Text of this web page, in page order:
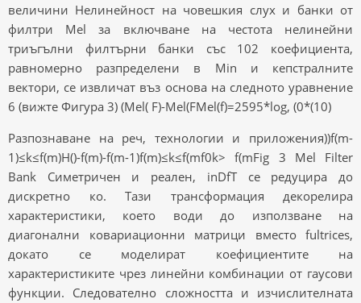
величини Нелинейност на човешкия слух и банки от
филтри Mel за включване на честота нелинейни
триъгълни филтърни банки със 102 коефициента,
равномерно разпределени в Min и кепстралните
вектори, се извличат въз основа на следното уравнение
6 (вижте Фигура 3) (Mel( F)-Mel(FMel(f)=2595*log, (0*(10)
Разпознаване на реч, технологии и приложения))f(m-
1)≤k≤f(m)H()-f(m)-f(m-1)f(m)≤k≤f(mf0k> f(mFig 3 Mel Filter
Bank Симетричен и реален, inDfT се редуцира до
дискретно ко. Тази трансформация декорелира
характеристики, което води до използване на
диагонални ковариационни матрици вместо fultrices,
докато се моделират коефициентите на
характеристиките чрез линейни комбинации от гаусови
функции. Следователно сложността и изчислителната